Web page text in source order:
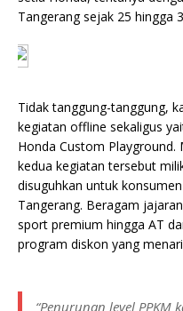
Tangerang sejak 25 hingga
Tidak tanggung-tanggung,
kegiatan offline sekaligus
Honda Custom Playground.
kedua kegiatan tersebut
disuguhkan untuk
Tangerang. Beragam
sport premium hingga AT
program diskon yang
“Penurunan level